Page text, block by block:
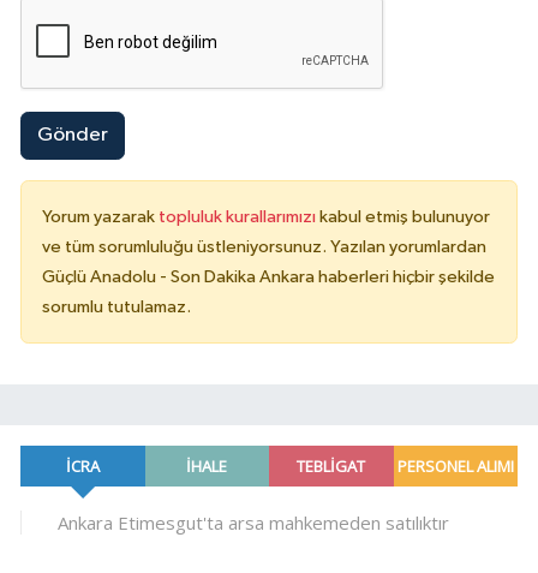
Gönder
Yorum yazarak topluluk kurallarımızı kabul etmiş bulunuyor
ve tüm sorumluluğu üstleniyorsunuz. Yazılan yorumlardan
Güçlü Anadolu - Son Dakika Ankara haberleri hiçbir şekilde
sorumlu tutulamaz.